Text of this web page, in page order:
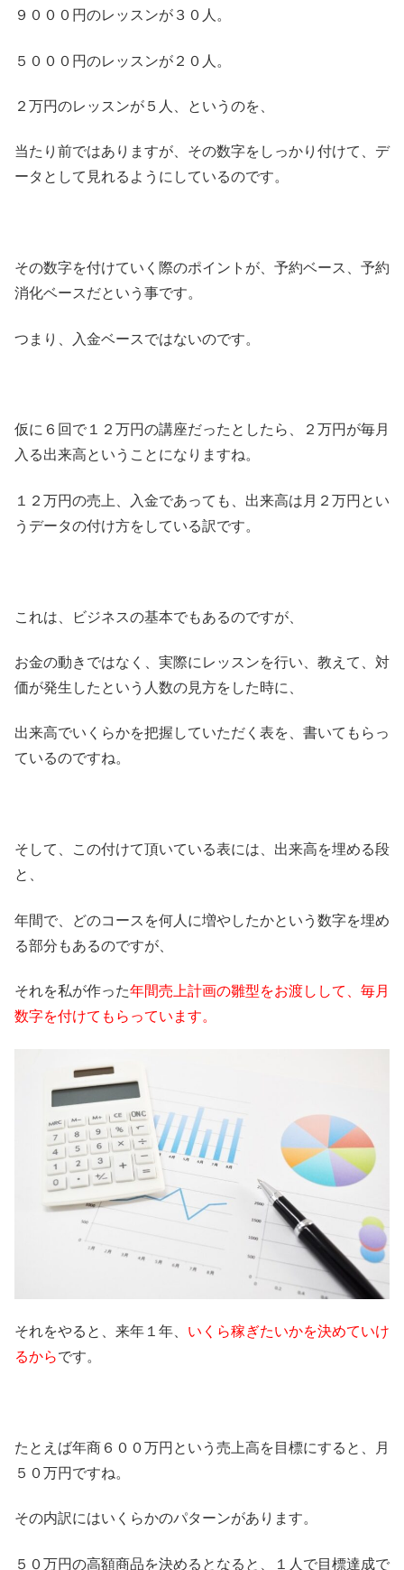
９０００円のレッスンが３０人。
５０００円のレッスンが２０人。
２万円のレッスンが５人、というのを、
当たり前ではありますが、その数字をしっかり付けて、デ
ータとして見れるようにしているのです。
その数字を付けていく際のポイントが、予約ベース、予約
消化ベースだという事です。
つまり、入金ベースではないのです。
仮に６回で１２万円の講座だったとしたら、２万円が毎月
入る出来高ということになりますね。
１２万円の売上、入金であっても、出来高は月２万円とい
うデータの付け方をしている訳です。
これは、ビジネスの基本でもあるのですが、
お金の動きではなく、実際にレッスンを行い、教えて、対
価が発生したという人数の見方をした時に、
出来高でいくらかを把握していただく表を、書いてもらっ
ているのですね。
そして、この付けて頂いている表には、出来高を埋める段
と、
年間で、どのコースを何人に増やしたかという数字を埋め
る部分もあるのですが、
それを私が作った年間売上計画の雛型をお渡しして、毎月
数字を付けてもらっています。
それをやると、来年１年、 いくら稼ぎたいかを決めていけ
るからです。
たとえば年商６００万円という売上高を目標にすると、月
５０万円ですね。
その内訳にはいくらかのパターンがあります。
５０万円の高額商品を決めるとなると、１人で目標達成で